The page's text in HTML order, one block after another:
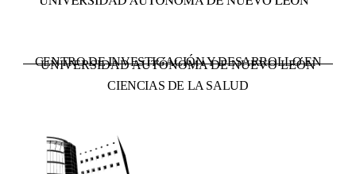
UNIVERSIDAD AUTÓNOMA DE NUEVO LEÓN
CENTRO DE INVESTIGACIÓN Y DESARROLLO EN
CIENCIAS DE LA SALUD